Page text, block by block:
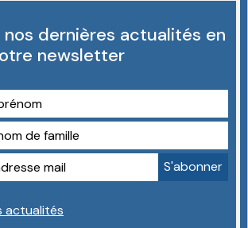
dernières actualités en
newsletter
actualités